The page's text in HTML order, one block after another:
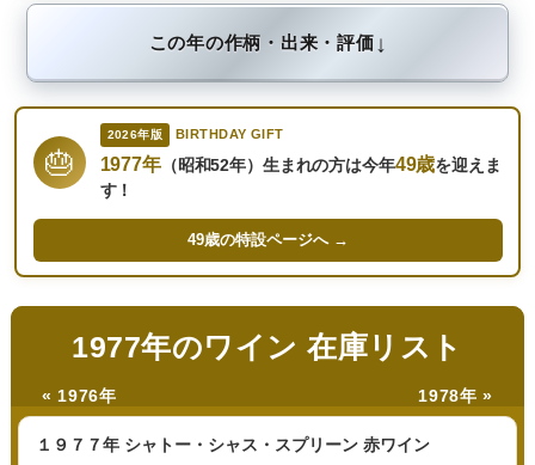
この年の作柄・出来・評価↓
🎂
2026年版 BIRTHDAY GIFT
1977年（昭和52年）生まれの方は今年49歳を迎えま
す！
49歳の特設ページへ →
1977年のワイン 在庫リスト
« 1976年 1978年 »
１９７７年 シャトー・シャス・スプリーン 赤ワイン